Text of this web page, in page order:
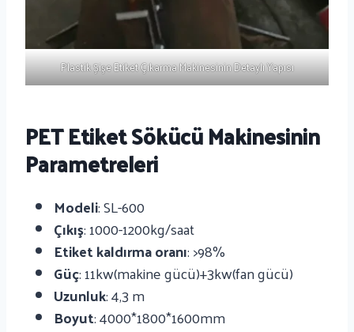
Plastik Şişe Etiket Çıkarma Makinesinin Detaylı Yapısı
PET Etiket Sökücü Makinesinin
Parametreleri
Modeli: SL-600
Çıkış: 1000-1200kg/saat
Etiket kaldırma oranı: >98%
Güç: 11kw(makine gücü)+3kw(fan gücü)
Uzunluk: 4,3 m
Boyut: 4000*1800*1600mm